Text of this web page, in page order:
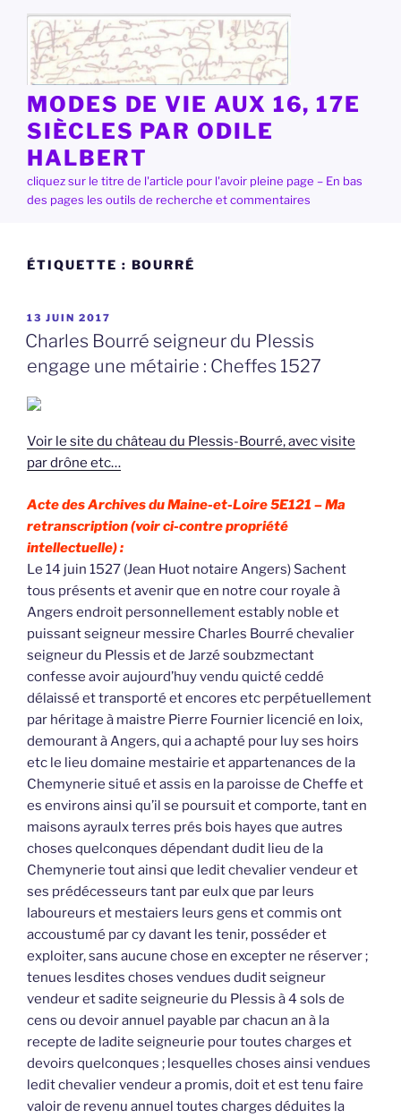
contenu
principal
MODES DE VIE AUX 16, 17E
SIÈCLES PAR ODILE
HALBERT
cliquez sur le titre de l'article pour l'avoir pleine page – En bas
des pages les outils de recherche et commentaires
ÉTIQUETTE : BOURRÉ
PUBLIÉ
LE
13 JUIN 2017
Charles Bourré seigneur du Plessis
engage une métairie : Cheffes 1527
Voir le site du château du Plessis-Bourré, avec visite
par drône etc…
Acte des Archives du Maine-et-Loire 5E121 –Ma
retranscription (voir ci-contre propriété
intellectuelle) :
Le 14 juin 1527 (Jean Huot notaire Angers) Sachent
tous présents et avenir que en notre cour royale à
Angers endroit personnellement estably noble et
puissant seigneur messire Charles Bourré chevalier
seigneur du Plessis et de Jarzé soubzmectant
confesse avoir aujourd’huy vendu quicté ceddé
délaissé et transporté et encores etc perpétuellement
par héritage à maistre Pierre Fournier licencié en loix,
demourant à Angers, qui a achapté pour luy ses hoirs
etc le lieu domaine mestairie et appartenances de la
Chemynerie situé et assis en la paroisse de Cheffe et
es environs ainsi qu’il se poursuit et comporte, tant en
maisons ayraulx terres prés bois hayes que autres
choses quelconques dépendant dudit lieu de la
Chemynerie tout ainsi que ledit chevalier vendeur et
ses prédécesseurs tant par eulx que par leurs
laboureurs et mestaiers leurs gens et commis ont
accoustumé par cy davant les tenir, posséder et
exploiter, sans aucune chose en excepter ne réserver ;
tenues lesdites choses vendues dudit seigneur
vendeur et sadite seigneurie du Plessis à 4 sols de
cens ou devoir annuel payable par chacun an à la
recepte de ladite seigneurie pour toutes charges et
devoirs quelconques ; lesquelles choses ainsi vendues
ledit chevalier vendeur a promis, doit et est tenu faire
valoir de revenu annuel toutes charges déduites la